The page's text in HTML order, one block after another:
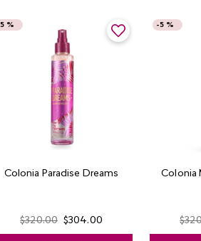
Colonia Paradise Dreams
5 %
$320.00 $304.00
Colonia
-5 %
$